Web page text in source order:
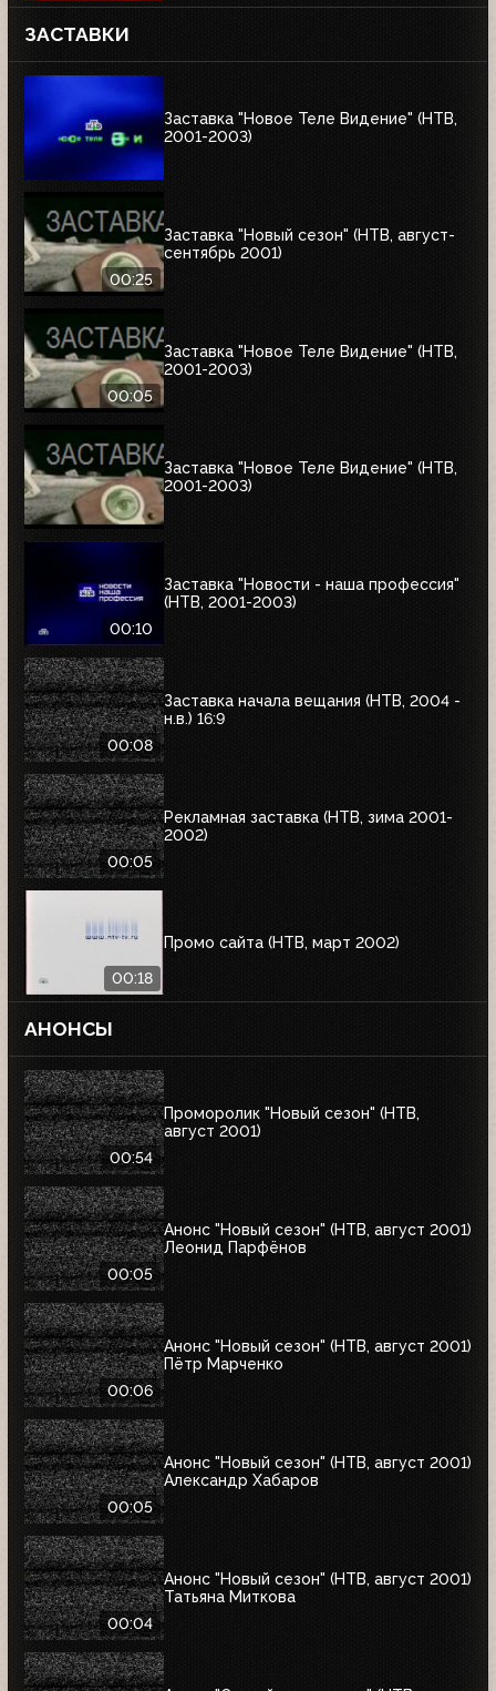
ЗАСТАВКИ
Заставка "Новое Теле Видение" (НТВ,
2001-2003)
00:25
Заставка "Новый сезон" (НТВ, август-
сентябрь 2001)
00:05
Заставка "Новое Теле Видение" (НТВ,
2001-2003)
Заставка "Новое Теле Видение" (НТВ,
2001-2003)
00:10
Заставка "Новости - наша профессия"
(НТВ, 2001-2003)
00:08
Заставка начала вещания (НТВ, 2004 -
н.в.) 16:9
00:05
Рекламная заставка (НТВ, зима 2001-
2002)
00:18
Промо сайта (НТВ, март 2002)
АНОНСЫ
00:54
Проморолик "Новый сезон" (НТВ,
август 2001)
00:05
Анонс "Новый сезон" (НТВ, август 2001)
Леонид Парфёнов
00:06
Анонс "Новый сезон" (НТВ, август 2001)
Пётр Марченко
00:05
Анонс "Новый сезон" (НТВ, август 2001)
Александр Хабаров
00:04
Анонс "Новый сезон" (НТВ, август 2001)
Татьяна Миткова